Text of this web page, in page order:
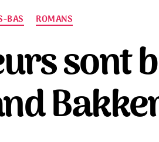
Catégories
BAS ROMANS
sont